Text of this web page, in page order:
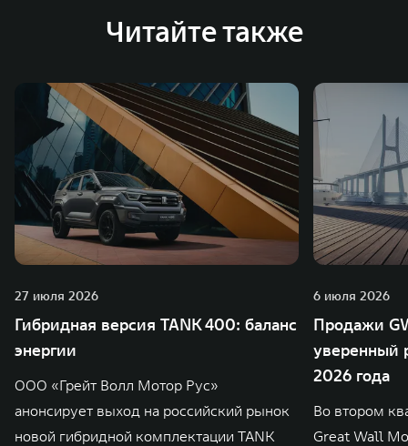
Читайте также
27 июля 2026
Гибридная версия TANK 400: баланс
энергии
ООО «Грейт Волл Мотор Рус»
анонсирует выход на российский рынок
новой гибридной комплектации TANK
6 июля 2026
Продажи
уверенный
2026 года
Во втором
Great Wall